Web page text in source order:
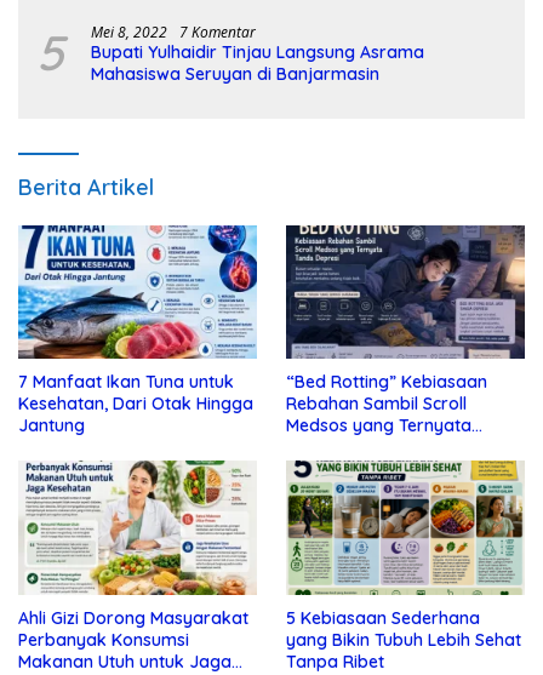
5 Mei 8, 2022 7 Komentar
Bupati Yulhaidir Tinjau Langsung Asrama
Mahasiswa Seruyan di Banjarmasin
Berita Artikel
7 Manfaat Ikan Tuna untuk
Kesehatan, Dari Otak Hingga
Jantung
“Bed Rotting” Kebiasaan
Rebahan Sambil Scroll
Medsos yang Ternyata
Ahli Gizi Dorong Masyarakat
Perbanyak Konsumsi
Makanan Utuh untuk Jaga
5 Kebiasaan Sederhana
yang Bikin Tubuh Lebih Sehat
Tanpa Ribet